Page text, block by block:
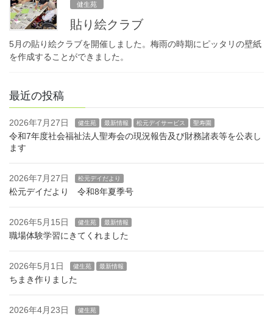
健生苑
貼り絵クラブ
5⽉の貼り絵クラブを開催しました。梅⾬の時期にピッタリの壁紙
を作成することができました。
最近の投稿
2026年7月27日 健生苑 最新情報 松元デイサービス 聖寿園
令和7年度社会福祉法人聖寿会の現況報告及び財務諸表等を公表し
ます
2026年7月27日 松元デイだより
松元デイだより 令和8年夏季号
2026年5月15日 健生苑 最新情報
職場体験学習にきてくれました
2026年5月1日 健生苑 最新情報
ちまき作りました
2026年4月23日 健生苑